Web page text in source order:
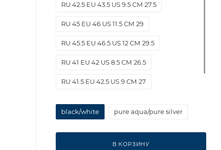
RU 42.5 EU 43.5 US 9.5 СМ 27.5
RU 45 EU 46 US 11.5 СМ 29
RU 45.5 EU 46.5 US 12 СМ 29.5
RU 41 EU 42 US 8.5 СМ 26.5
RU 41.5 EU 42.5 US 9 СМ 27
black/white
pure aqua/pure silver
В КОРЗИНУ